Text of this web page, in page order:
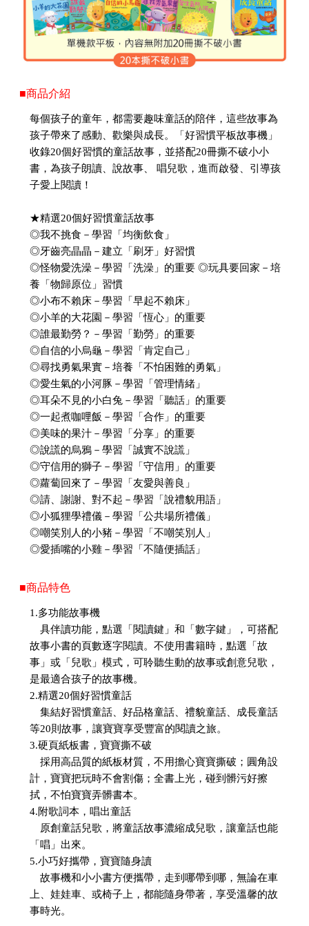
■商品介紹
每個孩子的童年，都需要趣味童話的陪伴，這些故事為
孩子帶來了感動、歡樂與成長。「好習慣平板故事機」
收錄20個好習慣的童話故事，並搭配20冊撕不破小小
書，為孩子朗讀、說故事、 唱兒歌，進而啟發、引導孩
子愛上閱讀！
★精選20個好習慣童話故事
◎我不挑食－學習「均衡飲食」
◎牙齒亮晶晶－建立「刷牙」好習慣
◎怪物愛洗澡－學習「洗澡」的重要 ◎玩具要回家－培
養「物歸原位」習慣
◎小布不賴床－學習「早起不賴床」
◎小羊的大花園－學習「恆心」的重要
◎誰最勤勞？－學習「勤勞」的重要
◎自信的小烏龜－學習「肯定自己」
◎尋找勇氣果實－培養「不怕困難的勇氣」
◎愛生氣的小河豚－學習「管理情緒」
◎耳朵不見的小白兔－學習「聽話」的重要
◎一起煮咖哩飯－學習「合作」的重要
◎美味的果汁－學習「分享」的重要
◎說謊的烏鴉－學習「誠實不說謊」
◎守信用的獅子－學習「守信用」的重要
◎蘿蔔回來了－學習「友愛與善良」
◎請、謝謝、對不起－學習「說禮貌用語」
◎小狐狸學禮儀－學習「公共場所禮儀」
◎嘲笑別人的小豬－學習「不嘲笑別人」
◎愛插嘴的小雞－學習「不隨便插話」
■商品特色
1.多功能故事機
具伴讀功能，點選「閱讀鍵」和「數字鍵」，可搭配
故事小書的頁數逐字閱讀。不使用書籍時，點選「故
事」或「兒歌」模式，可聆聽生動的故事或創意兒歌，
是最適合孩子的故事機。
2.精選20個好習慣童話
集結好習慣童話、好品格童話、禮貌童話、成長童話
等20則故事，讓寶寶享受豐富的閱讀之旅。
3.硬頁紙板書，寶寶撕不破
採用高品質的紙板材質，不用擔心寶寶撕破；圓角設
計，寶寶把玩時不會割傷；全書上光，碰到髒污好擦
拭，不怕寶寶弄髒書本。
4.附歌詞本，唱出童話
原創童話兒歌，將童話故事濃縮成兒歌，讓童話也能
「唱」出來。
5.小巧好攜帶，寶寶隨身讀
故事機和小小書方便攜帶，走到哪帶到哪，無論在車
上、娃娃車、或椅子上，都能隨身帶著，享受溫馨的故
事時光。